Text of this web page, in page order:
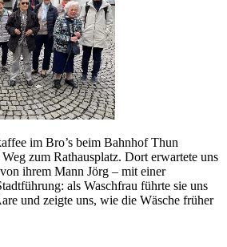
im Bro’s beim Bahnhof Thun
zum Rathausplatz. Dort erwartete uns
ihrem Mann Jörg – mit einer
als Waschfrau führte sie uns
und zeigte uns, wie die Wäsche früher